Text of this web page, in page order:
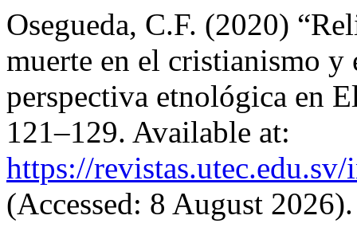
Osegueda, C.F. (2020)
muerte en el cristianismo y
perspectiva etnológica en
121–129. Available at:
https://
(Accessed: 8 August 2026).